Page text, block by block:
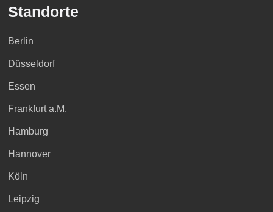
Standorte
Berlin
Düsseldorf
Essen
Frankfurt a.M.
Hamburg
Hannover
Köln
Leipzig